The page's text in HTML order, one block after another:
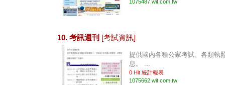
1075487.wit.com.tw
10. 考訊週刊 [考試資訊]
提供國內各種公家考試、各類執
息。 ...
0 Hit 統計報表
1075662.wit.com.tw